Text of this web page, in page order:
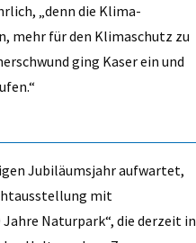
„denn die Klima-
mehr für den Klimaschutz zu
ging Kaser ein und
Jubiläumsjahr aufwartet,
mit
Naturpark“, die derzeit in